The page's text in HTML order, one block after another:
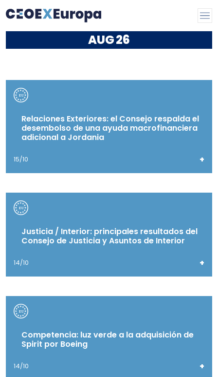
AUG26
Relaciones Exteriores: el Consejo respalda el
desembolso de una ayuda macrofinanciera
adicional a Jordania
15/10 +
Justicia / Interior: principales resultados del
Consejo de Justicia y Asuntos de Interior
14/10 +
Competencia: luz verde a la adquisición de
Spirit por Boeing
14/10 +